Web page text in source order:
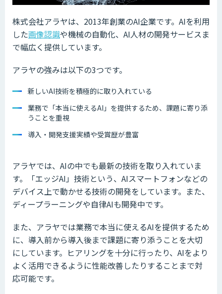
株式会社アラヤは、2013年創業のAI企業です。AIを利用
した画像認識や機械の自動化、AI人材の開発サービスま
で幅広く提供しています。
アラヤの強みは以下の3つです。
新しいAI技術を積極的に取り入れている
業務で「本当に使えるAI」を提供するため、課題に寄り添
うことを重視
導入・開発支援実績や受賞歴が豊富
アラヤでは、AIの中でも最新の技術を取り入れていま
す。「エッジAI」技術という、AIスマートフォンなどの
デバイス上で動かせる技術の開発をしています。また、
ディープラーニングや自律AIも開発中です。
また、アラヤでは業務で本当に使えるAIを提供するため
に、導入前から導入後まで課題に寄り添うことを大切
にしています。ヒアリングを十分に行ったり、AIをより
よく活用できるように性能改善したりすることまで対
応可能です。